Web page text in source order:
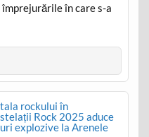
în care s-a
rockului în
Rock 2025 aduce
explozive la Arenele